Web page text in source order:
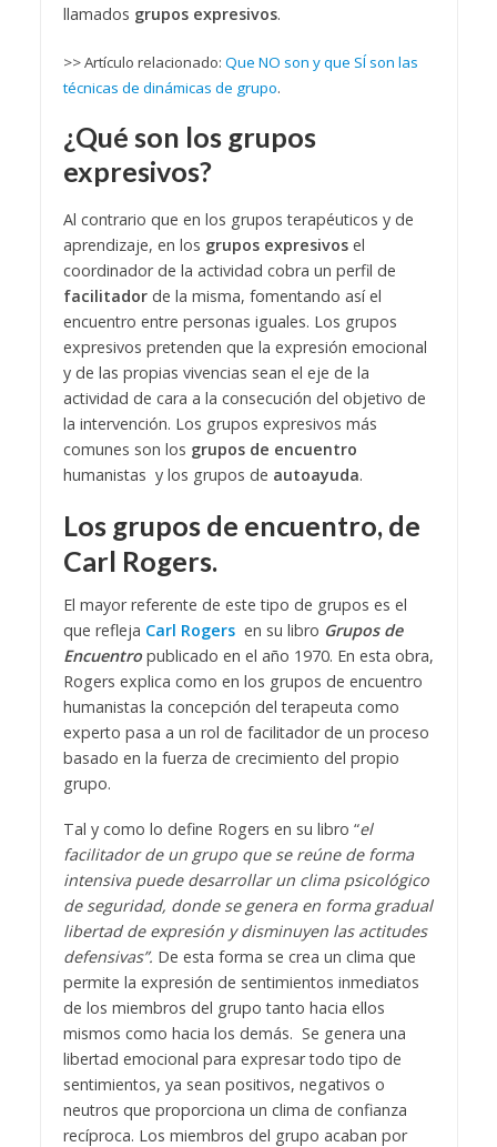
llamados grupos expresivos.
>> Artículo relacionado: Que NO son y que SÍ son las
técnicas de dinámicas de grupo.
¿Qué son los grupos
expresivos?
Al contrario que en los grupos terapéuticos y de
aprendizaje, en los grupos expresivosel
coordinador de la actividad cobra un perfil de
facilitadorde la misma, fomentando así el
encuentro entre personas iguales. Los grupos
expresivos pretenden que la expresión emocional
y de las propias vivencias sean el eje de la
actividad de cara a la consecución del objetivo de
la intervención. Los grupos expresivos más
comunes son los grupos de encuentro
humanistas y los grupos de autoayuda.
Los grupos de encuentro, de
Carl Rogers.
El mayor referente de este tipo de grupos es el
que refleja Carl Rogers en su libro Grupos de
Encuentropublicado en el año 1970. En esta obra,
Rogers explica como en los grupos de encuentro
humanistas la concepción del terapeuta como
experto pasa a un rol de facilitador de un proceso
basado en la fuerza de crecimiento del propio
grupo.
Tal y como lo define Rogers en su libro “el
facilitador de un grupo que se reúne de forma
intensiva puede desarrollar un clima psicológico
de seguridad, donde se genera en forma gradual
libertad de expresión y disminuyen las actitudes
defensivas”. De esta forma se crea un clima que
permite la expresión de sentimientos inmediatos
de los miembros del grupo tanto hacia ellos
mismos como hacia los demás. Se genera una
libertad emocional para expresar todo tipo de
sentimientos, ya sean positivos, negativos o
neutros que proporciona un clima de confianza
recíproca. Los miembros del grupo acaban por